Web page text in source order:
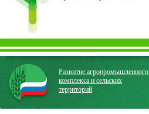
Развитие агропромышленного
комплекса и сельских
территорий